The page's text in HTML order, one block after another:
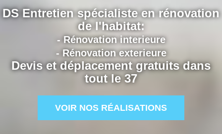
DS Entretien spécialiste en rénovation
de l'habitat:
- Rénovation interieure
- Rénovation exterieure
Devis et déplacement gratuits dans
tout le 37
VOIR NOS RÉALISATIONS